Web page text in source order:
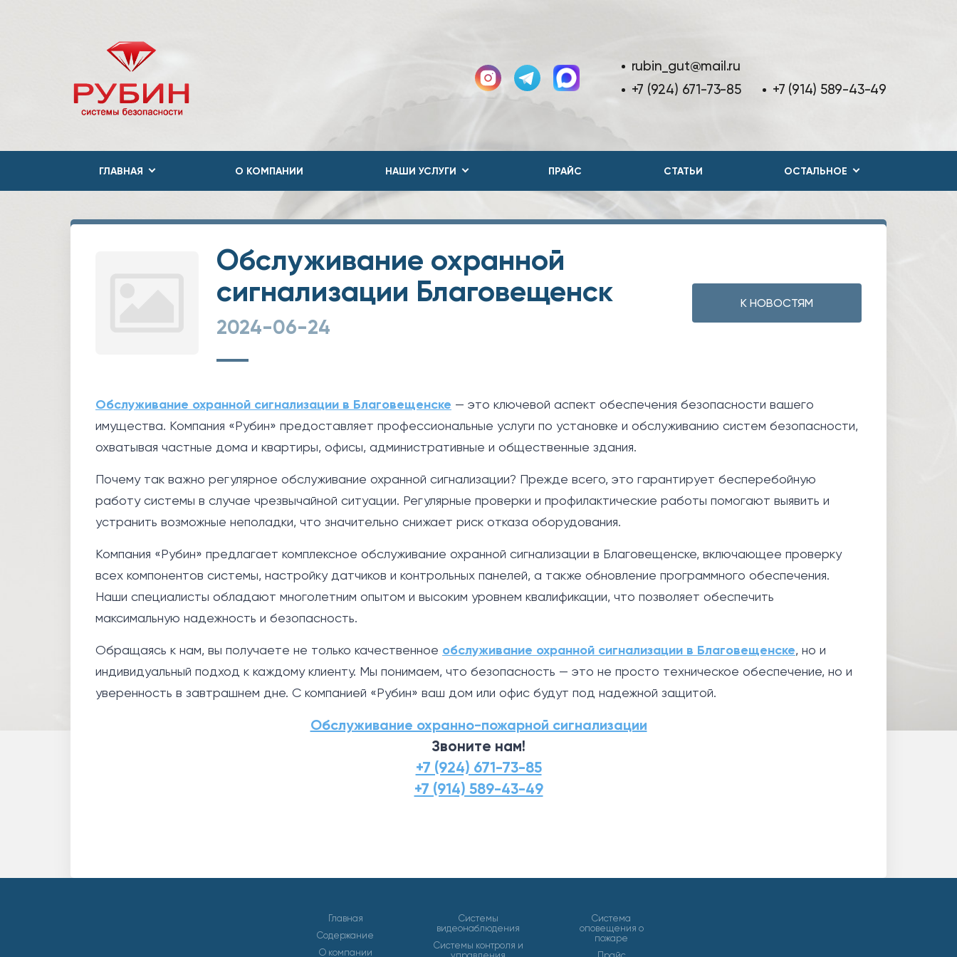
rubin_gut@mail.ru
+7 (924) 671-73-85
+7 (914) 589-43-49
ГЛАВНАЯ О КОМПАНИИ НАШИ УСЛУГИ ПРАЙС СТАТЬИ ОСТАЛЬНОЕ
Обслуживание охранной
сигнализации Благовещенск
2024-06-24
К НОВОСТЯМ
Обслуживание охранной сигнализации в Благовещенске — это ключевой аспект обеспечения безопасности вашего
имущества. Компания «Рубин» предоставляет профессиональные услуги по установке и обслуживанию систем безопасности,
охватывая частные дома и квартиры, офисы, административные и общественные здания.
Почему так важно регулярное обслуживание охранной сигнализации? Прежде всего, это гарантирует бесперебойную
работу системы в случае чрезвычайной ситуации. Регулярные проверки и профилактические работы помогают выявить и
устранить возможные неполадки, что значительно снижает риск отказа оборудования.
Компания «Рубин» предлагает комплексное обслуживание охранной сигнализации в Благовещенске, включающее проверку
всех компонентов системы, настройку датчиков и контрольных панелей, а также обновление программного обеспечения.
Наши специалисты обладают многолетним опытом и высоким уровнем квалификации, что позволяет обеспечить
максимальную надежность и безопасность.
Обращаясь к нам, вы получаете не только качественное обслуживание охранной сигнализации в Благовещенске, но и
индивидуальный подход к каждому клиенту. Мы понимаем, что безопасность — это не просто техническое обеспечение, но и
уверенность в завтрашнем дне. С компанией «Рубин» ваш дом или офис будут под надежной защитой.
Обслуживание охранно-пожарной сигнализации
Звоните нам!
+7 (924) 671-73-85
+7 (914) 589-43-49
Главная
Содержание
О компании
Системы
видеонаблюдения
Системы контроля и
Система
оповещения о
пожаре